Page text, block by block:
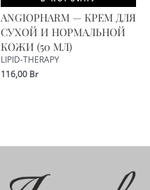
ANGIOPHARM — КРЕМ ДЛЯ
СУХОЙ И НОРМАЛЬНОЙ
КОЖИ (50 МЛ)
LIPID-THERAPY
116,00 Br